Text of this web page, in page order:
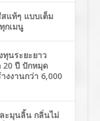
แท้ๆ แบบเต็ม
กเมนู
นระยะยาว
ปี ปักหมุด
งงานกว่า 6,000
ะมุนลิ้น กลิ่นไม่